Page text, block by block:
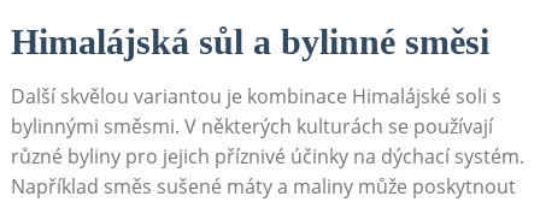
Himalájská sůl a⁤ bylinné směsi
Další skvělou⁤ variantou je kombinace Himalájské soli s
bylinnými směsmi. V některých kulturách se používají​
různé byliny pro jejich příznivé účinky na dýchací systém.
‍Například směs sušené​ máty a maliny může poskytnout